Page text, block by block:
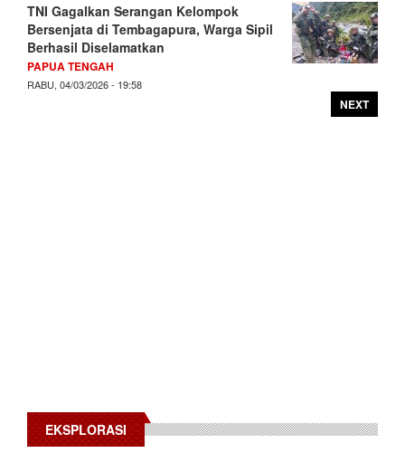
TNI Gagalkan Serangan Kelompok
Bersenjata di Tembagapura, Warga Sipil
Berhasil Diselamatkan
PAPUA TENGAH
RABU, 04/03/2026 - 19:58
NEXT
EKSPLORASI